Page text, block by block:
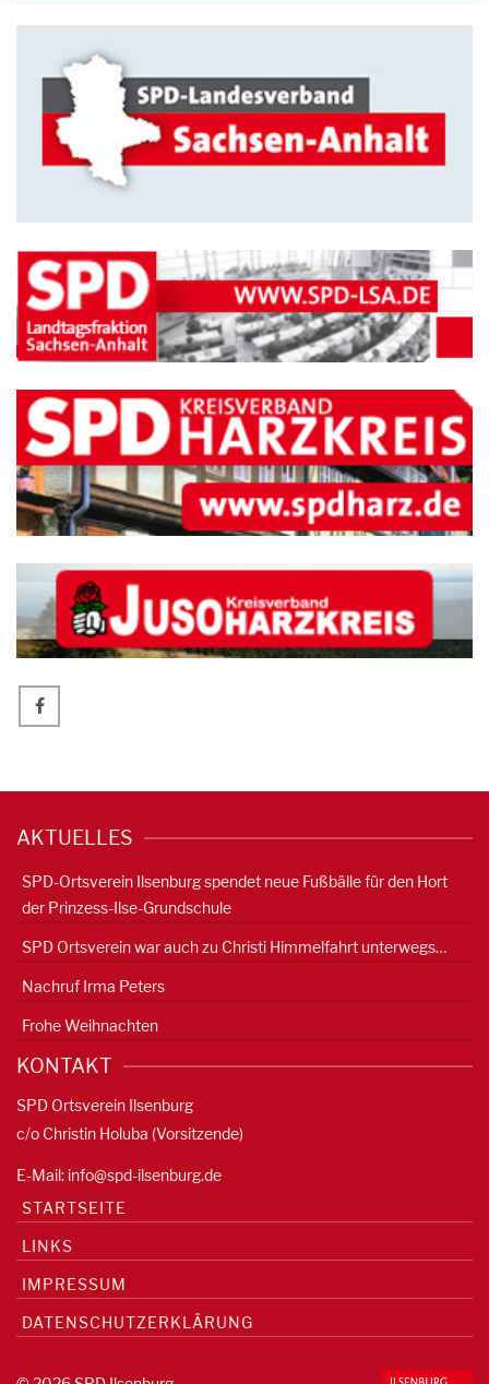
AKTUELLES
SPD-Ortsverein Ilsenburg spendet neue Fußbälle für den Hort
der Prinzess-Ilse-Grundschule
SPD Ortsverein war auch zu Christi Himmelfahrt unterwegs…
Nachruf Irma Peters
Frohe Weihnachten
KONTAKT
SPD Ortsverein Ilsenburg
c/o Christin Holuba (Vorsitzende)
E-Mail: info@spd-ilsenburg.de
STARTSEITE
LINKS
IMPRESSUM
DATENSCHUTZERKLÄRUNG